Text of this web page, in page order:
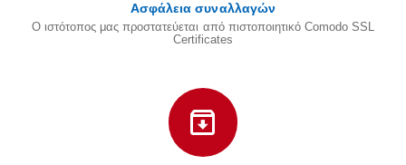
Ασφάλεια συναλλαγών
Ο ιστότοπος μας προστατεύεται από πιστοποιητικό Comodo SSL
Certificates